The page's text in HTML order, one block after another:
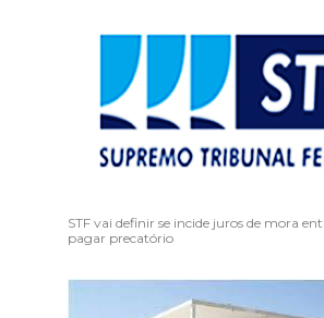
STF vai definir se incide juros de mora
pagar precatório